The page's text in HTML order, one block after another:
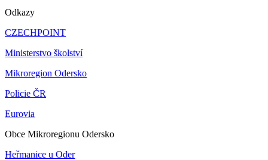
Odkazy
CZECHPOINT
Ministerstvo školství
Mikroregion Odersko
Policie ČR
Eurovia
Obce Mikroregionu Odersko
Heřmanice u Oder